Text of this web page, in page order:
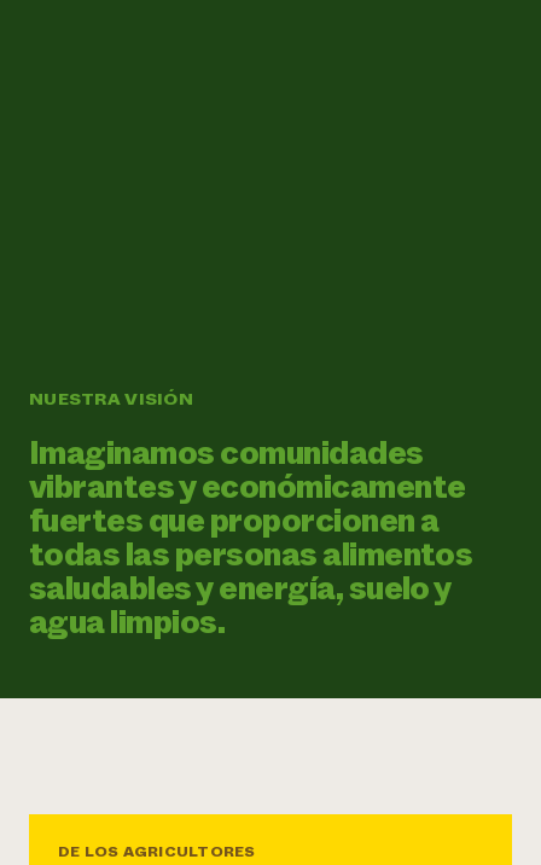
NUESTRA VISIÓN
Imaginamos comunidades
vibrantes y económicamente
fuertes que proporcionen a
todas las personas alimentos
saludables y energía, suelo y
agua limpios.
DE LOS AGRICULTORES